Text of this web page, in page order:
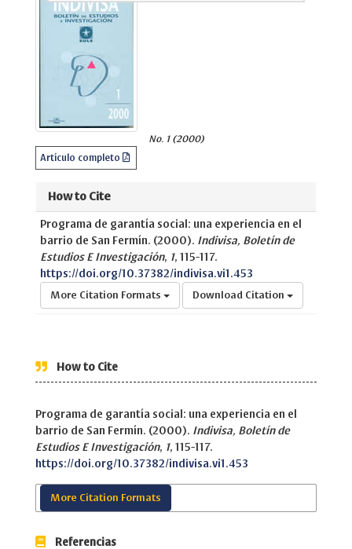
No. 1 (2000)
Artículo completo
How to Cite
Programa de garantía social: una experiencia en el
barrio de San Fermín. (2000). Indivisa, Boletín de
Estudios E Investigación, 1, 115-117.
https://doi.org/10.37382/indivisa.vi1.453
More Citation Formats Download Citation
How to Cite
Programa de garantía social: una experiencia en el
barrio de San Fermín. (2000). Indivisa, Boletín de
Estudios E Investigación, 1, 115-117.
https://doi.org/10.37382/indivisa.vi1.453
More Citation Formats
Referencias